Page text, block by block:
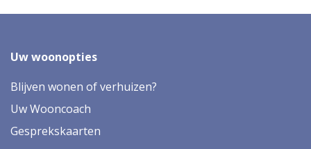
Uw woonopties
Blijven wonen of verhuizen?
Uw Wooncoach
Gesprekskaarten